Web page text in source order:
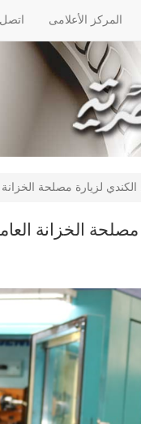
المركز الأعلامى اتصل
لزيارة مصلحة
الخزانة